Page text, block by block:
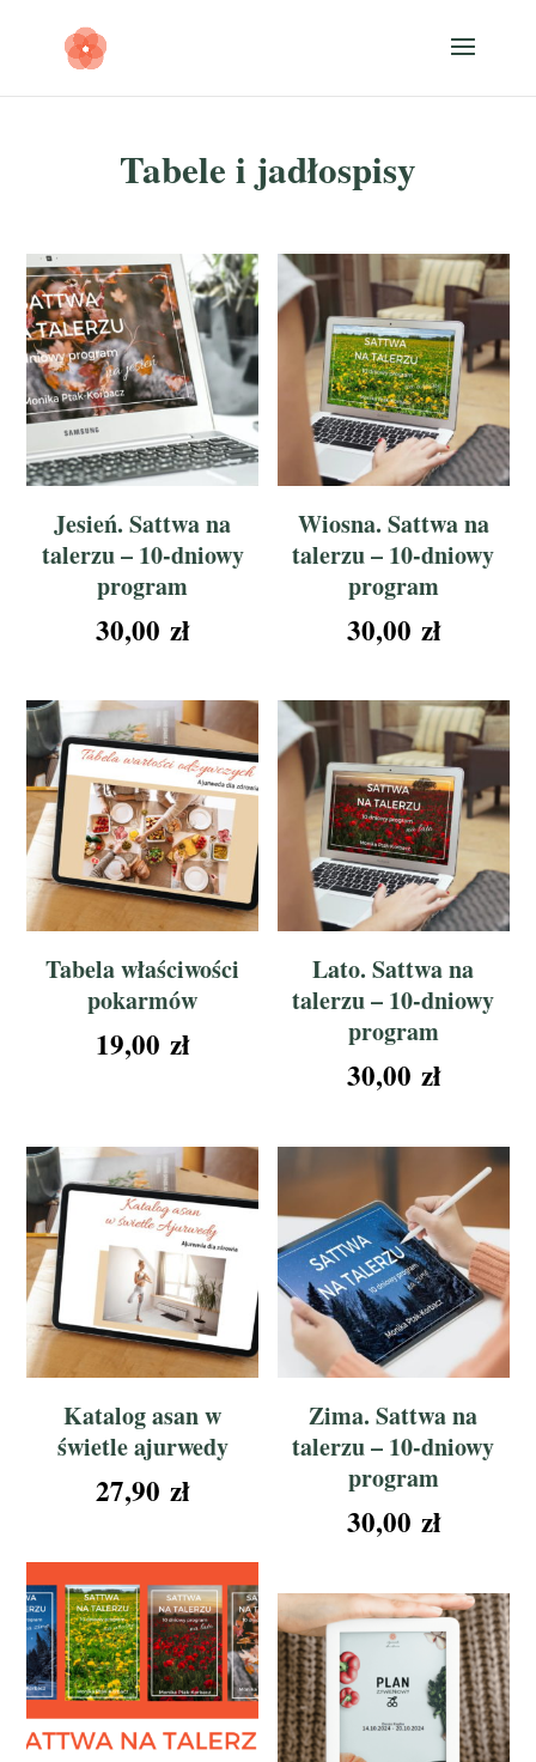
Tabele i jadłospisy
Jesień. Sattwa na
talerzu – 10-dniowy
program
30,00zł
Wiosna. Sattwa na
talerzu – 10-dniowy
program
30,00 zł
Tabela właściwości
pokarmów
19,00zł
Lato. Sattwa na
talerzu – 10-dniowy
program
30,00 zł
Katalog asan w
świetle ajurwedy
27,90zł
Zima. Sattwa na
talerzu – 10-dniowy
program
30,00 zł